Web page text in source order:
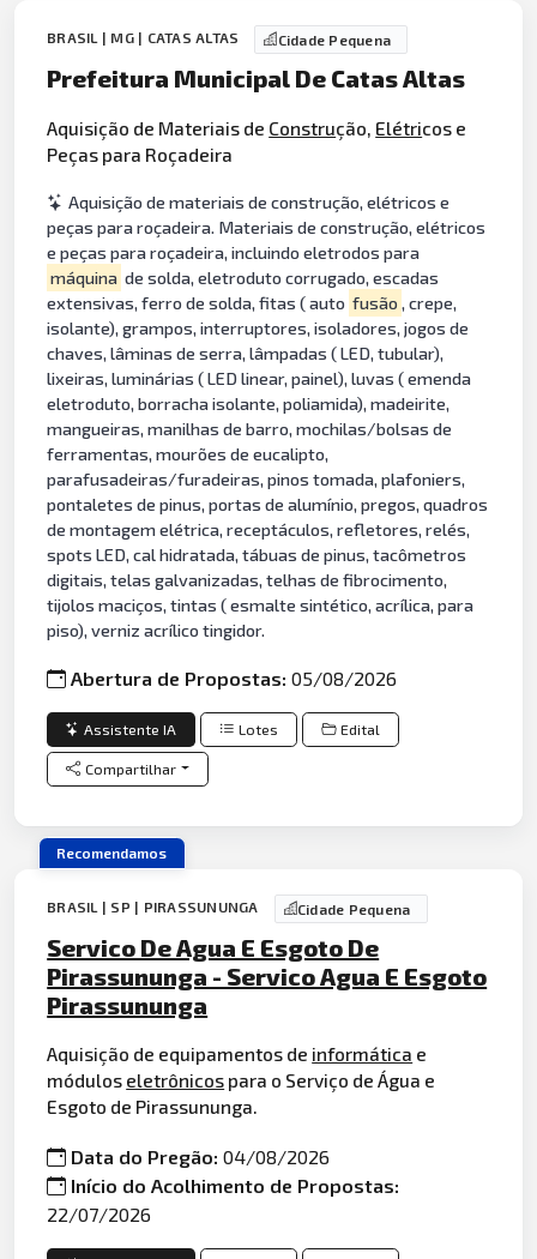
BRASIL | MG | CATAS ALTAS Cidade Pequena
Prefeitura Municipal De Catas Altas
Aquisição de Materiais de Construção, Elétricos e
Peças para Roçadeira
Aquisição de materiais de construção, elétricos e
peças para roçadeira. Materiais de construção, elétricos
e peças para roçadeira, incluindo eletrodos para
máquina de solda, eletroduto corrugado, escadas
extensivas, ferro de solda, fitas ( auto fusão , crepe,
isolante), grampos, interruptores, isoladores, jogos de
chaves, lâminas de serra, lâmpadas ( LED, tubular),
lixeiras, luminárias ( LED linear, painel), luvas ( emenda
eletroduto, borracha isolante, poliamida), madeirite,
mangueiras, manilhas de barro, mochilas/bolsas de
ferramentas, mourões de eucalipto,
parafusadeiras/furadeiras, pinos tomada, plafoniers,
pontaletes de pinus, portas de alumínio, pregos, quadros
de montagem elétrica, receptáculos, refletores, relés,
spots LED, cal hidratada, tábuas de pinus, tacômetros
digitais, telas galvanizadas, telhas de fibrocimento,
tijolos maciços, tintas ( esmalte sintético, acrílica, para
piso), verniz acrílico tingidor.
Abertura de Propostas:05/08/2026
Assistente IA Lotes Edital
Compartilhar
Recomendamos
BRASIL | SP | PIRASSUNUNGA Cidade Pequena
Servico De Agua E Esgoto De
Pirassununga - Servico Agua E Esgoto
Pirassununga
Aquisição de equipamentos de informática e
módulos eletrônicos para o Serviço de Água e
Esgoto de Pirassununga.
Data do Pregão:04/08/2026
Início do Acolhimento de Propostas:
22/07/2026